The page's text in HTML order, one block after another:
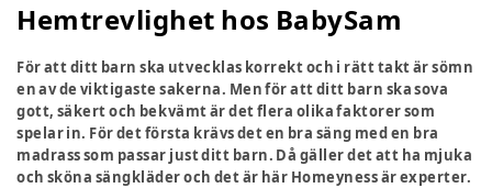
Hemtrevlighet hos BabySam
För att ditt barn ska utvecklas korrekt och i rätt takt är sömn
en av de viktigaste sakerna. Men för att ditt barn ska sova
gott, säkert och bekvämt är det flera olika faktorer som
spelar in. För det första krävs det en bra säng med en bra
madrass som passar just ditt barn. Då gäller det att ha mjuka
och sköna sängkläder och det är här Homeyness är experter.